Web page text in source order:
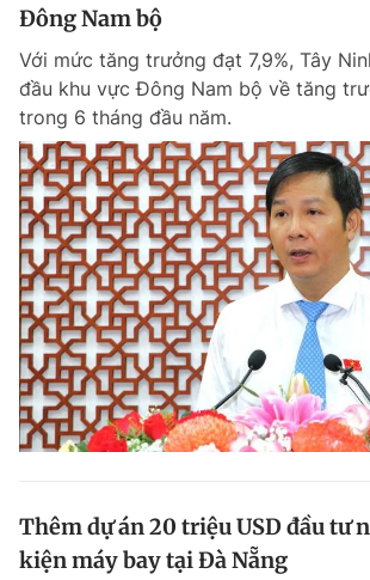
Đông Nam bộ
Với mức tăng trưởng đạt 7,9%, Tây
đầu khu vực Đông Nam bộ về tăng
trong 6 tháng đầu năm.
Thêm dự án 20 triệu USD đầu tư
kiện máy bay tại Đà Nẵng